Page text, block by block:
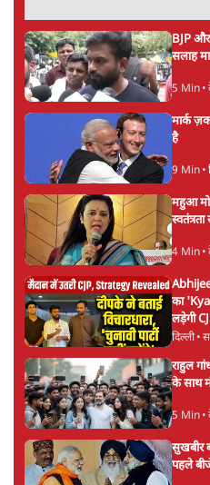
BJP और
सलाह
5 Min•
मार्क
है
9 Min•
महुआ
4 Min•
का
लड़ेगी
दिल्ली•
राहुल
के साथ
5 Min•
सुखबीर
पहले